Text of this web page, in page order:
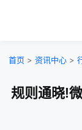
首页 > 资讯中心 >
规则通晓!